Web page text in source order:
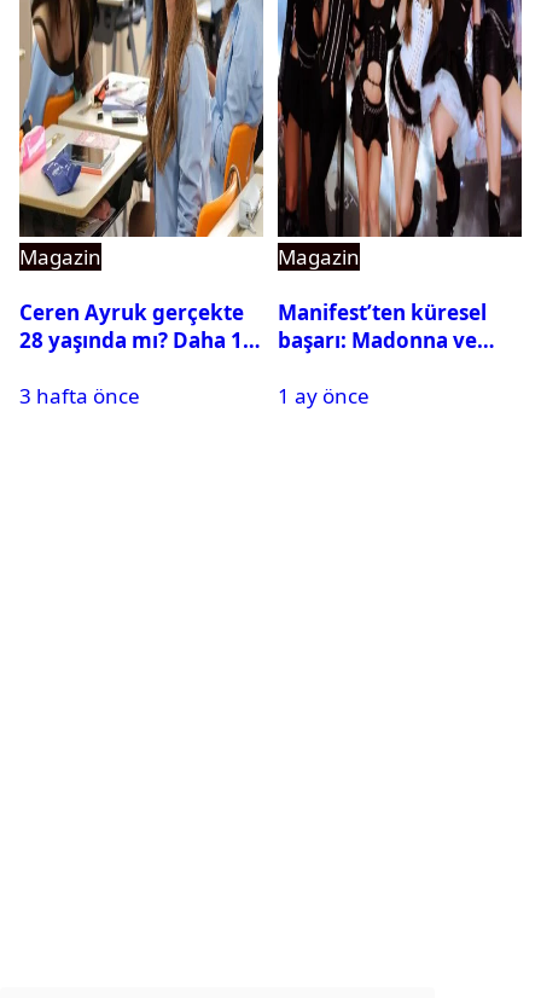
Magazin
Ceren Ayruk gerçekte
28 yaşında mı? Daha 17
3 hafta önce
Magazin
Manifest’ten küresel
başarı: Madonna ve
bıraktı
1 ay önce